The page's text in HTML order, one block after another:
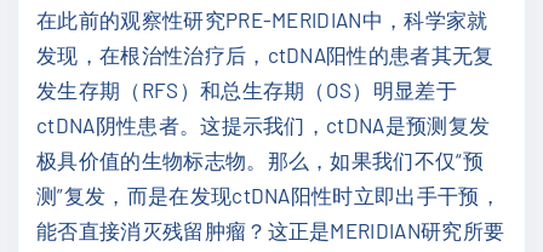
在此前的观察性研究PRE-MERIDIAN中，科学家就
发现，在根治性治疗后，ctDNA阳性的患者其无复
发生存期（RFS）和总生存期（OS）明显差于
ctDNA阴性患者。这提示我们，ctDNA是预测复发
极具价值的生物标志物。那么，如果我们不仅“预
测”复发，而是在发现ctDNA阳性时立即出手干预，
能否直接消灭残留肿瘤？这正是MERIDIAN研究所要